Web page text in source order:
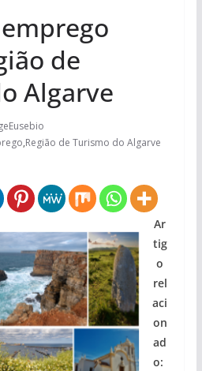
de
Algarve
,Região de Turismo do Algarve
Ar
tig
o
rel
aci
on
ad
o: